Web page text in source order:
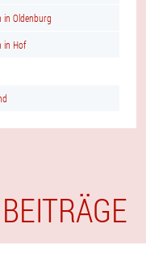
in Oldenburg
in Hof